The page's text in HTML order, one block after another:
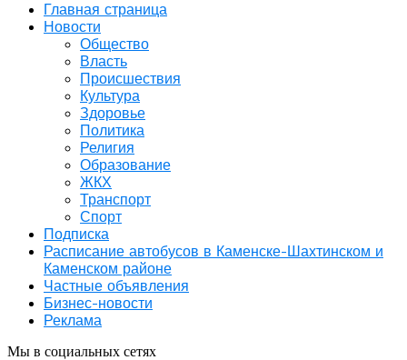
Главная страница
Новости
Общество
Власть
Происшествия
Культура
Здоровье
Политика
Религия
Образование
ЖКХ
Транспорт
Спорт
Подписка
Расписание автобусов в Каменске-Шахтинском и
Каменском районе
Частные объявления
Бизнес-новости
Реклама
Мы в социальных сетях